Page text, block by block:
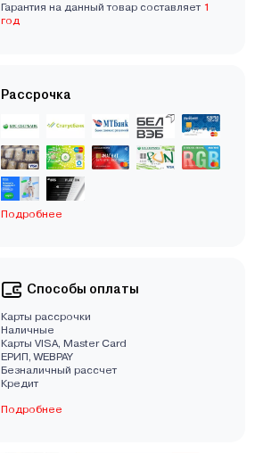
Гарантия на данный товар составляет 1
год
Рассрочка
Подробнее
Способы оплаты
Карты рассрочки
Наличные
Карты VISA, Master Card
EРИП, WEBPAY
Безналичный рассчет
Кредит
Подробнее